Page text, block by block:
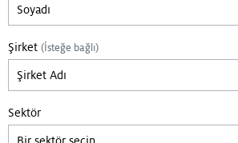
Şirket (İsteğe bağlı)
Sektör